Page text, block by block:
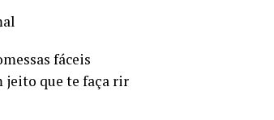
fáceis
jeito que te faça rir